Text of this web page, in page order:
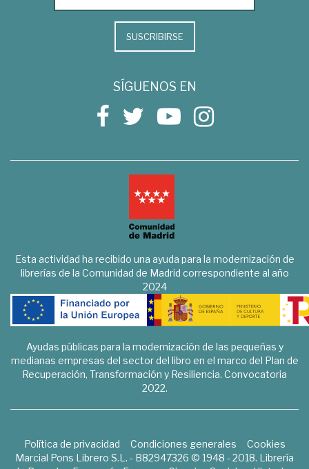
SUSCRIBIRSE
SÍGUENOS EN
Esta actividad ha recibido una ayuda para la modernización de
librerías de la Comunidad de Madrid correspondiente al año
2024
Ayudas públicas para la modernización de las pequeñas y
medianas empresas del sector del libro en el marco del Plan de
Recuperación, Transformación y Resiliencia. Convocatoria
2022.
Política de privacidad Condiciones generales
Cookies
Marcial Pons Librero S.L. - B82947326 © 1948 - 2018. Librería